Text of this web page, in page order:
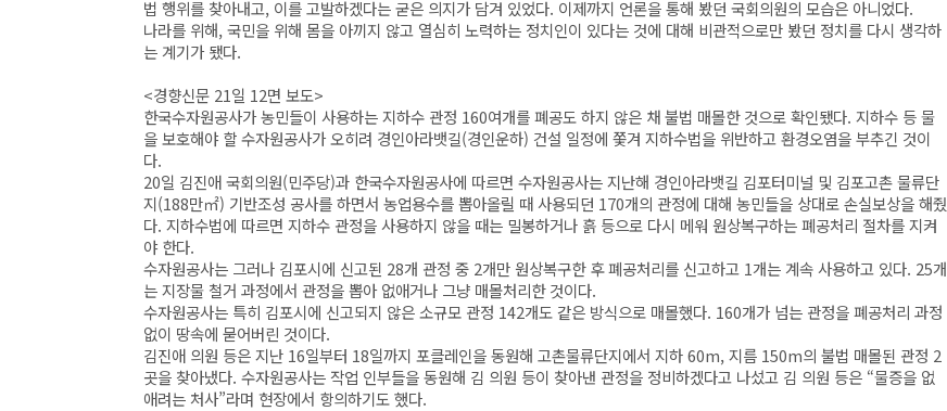
법 행위를 찾아내고, 이를 고발하겠다는 굳은 의지가 담겨 있었다. 이제까지 언론을 통해 봤던 국회의원의 모습은 아니었다.
나라를 위해, 국민을 위해 몸을 아끼지 않고 열심히 노력하는 정치인이 있다는 것에 대해 비관적으로만 봤던 정치를 다시 생각하
는 계기가 됐다.
<경향신문 21일 12면 보도>
한국수자원공사가 농민들이 사용하는 지하수 관정 160여개를 폐공도 하지 않은 채 불법 매몰한 것으로 확인됐다. 지하수 등 물
을 보호해야 할 수자원공사가 오히려 경인아라뱃길(경인운하) 건설 일정에 쫓겨 지하수법을 위반하고 환경오염을 부추긴 것이
다.
20일 김진애 국회의원(민주당)과 한국수자원공사에 따르면 수자원공사는 지난해 경인아라뱃길 김포터미널 및 김포고촌 물류단
지(188만㎡) 기반조성 공사를 하면서 농업용수를 뽑아올릴 때 사용되던 170개의 관정에 대해 농민들을 상대로 손실보상을 해줬
다. 지하수법에 따르면 지하수 관정을 사용하지 않을 때는 밀봉하거나 흙 등으로 다시 메워 원상복구하는 폐공처리 절차를 지켜
야 한다.
수자원공사는 그러나 김포시에 신고된 28개 관정 중 2개만 원상복구한 후 폐공처리를 신고하고 1개는 계속 사용하고 있다. 25개
는 지장물 철거 과정에서 관정을 뽑아 없애거나 그냥 매몰처리한 것이다.
수자원공사는 특히 김포시에 신고되지 않은 소규모 관정 142개도 같은 방식으로 매몰했다. 160개가 넘는 관정을 폐공처리 과정
없이 땅속에 묻어버린 것이다.
김진애 의원 등은 지난 16일부터 18일까지 포클레인을 동원해 고촌물류단지에서 지하 60m, 지름 150m의 불법 매몰된 관정 2
곳을 찾아냈다. 수자원공사는 작업 인부들을 동원해 김 의원 등이 찾아낸 관정을 정비하겠다고 나섰고 김 의원 등은 “물증을 없
애려는 처사”라며 현장에서 항의하기도 했다.